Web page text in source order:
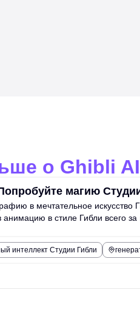
о Ghibli AI
магию
в мечтательное искусство
в стиле Гибли всего за
интеллект Студии Гибли